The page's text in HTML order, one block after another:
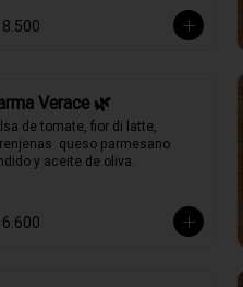
Verace 🌿
de tomate, fior di latte,
queso parmesano
y aceite de oliva.